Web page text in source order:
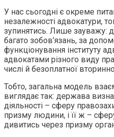
У нас сьогодні є окреме
незалежності адвокатури,
зупинятись. Лише зауважу:
багато зобов’язань, за
функціонування інституту
адвокатами різного виду
числі й безоплатної
Тобто, загальна модель
виглядає так: держава
діяльності – сферу
призму людини, і її ж –
дивитись через призму